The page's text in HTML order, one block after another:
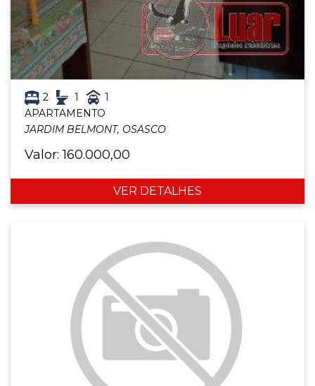
2 1
1
APARTAMENTO
JARDIM BELMONT, OSASCO
Valor: 160.000,00
VER DETALHES